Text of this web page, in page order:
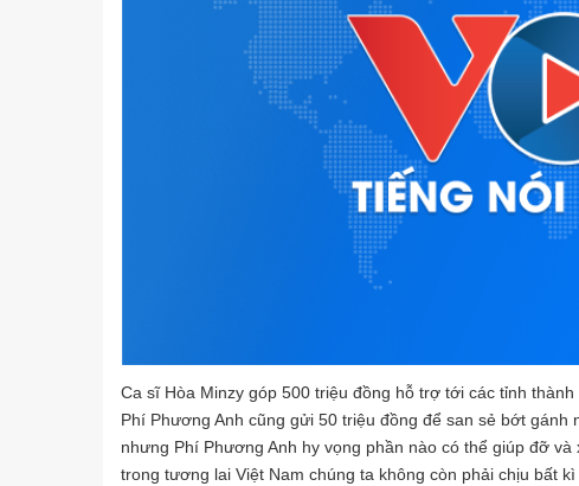
Ca sĩ Hòa Minzy góp 500 triệu đồng hỗ trợ tới các tỉnh
Phí Phương Anh cũng gửi 50 triệu đồng để san sẻ bớt
nhưng Phí Phương Anh hy vọng phần nào có thể giúp đỡ
trong tương lai Việt Nam chúng ta không còn phải chịu bất